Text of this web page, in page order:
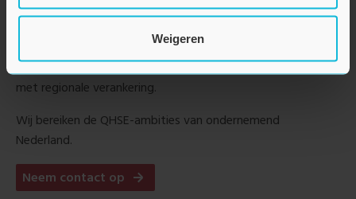
Weigeren
proactieve aanpak, inhoudelijke specialisten en kantoren
door heel het land werken wij vanuit een landelijk netwerk
met regionale verankering.
Wij bereiken de QHSE-ambities van ondernemend
Nederland.
Neem contact op